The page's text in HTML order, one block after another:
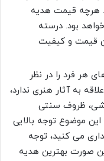
هرچه قیمت هدیه
بود. درسته
قیمت و کیفیت
هر فرد را در نظر
به آثار هنری ندارد،
ظروف سنتی
موضوع توجه بالایی
می کنید، توجه
صورت بهترین هدیه